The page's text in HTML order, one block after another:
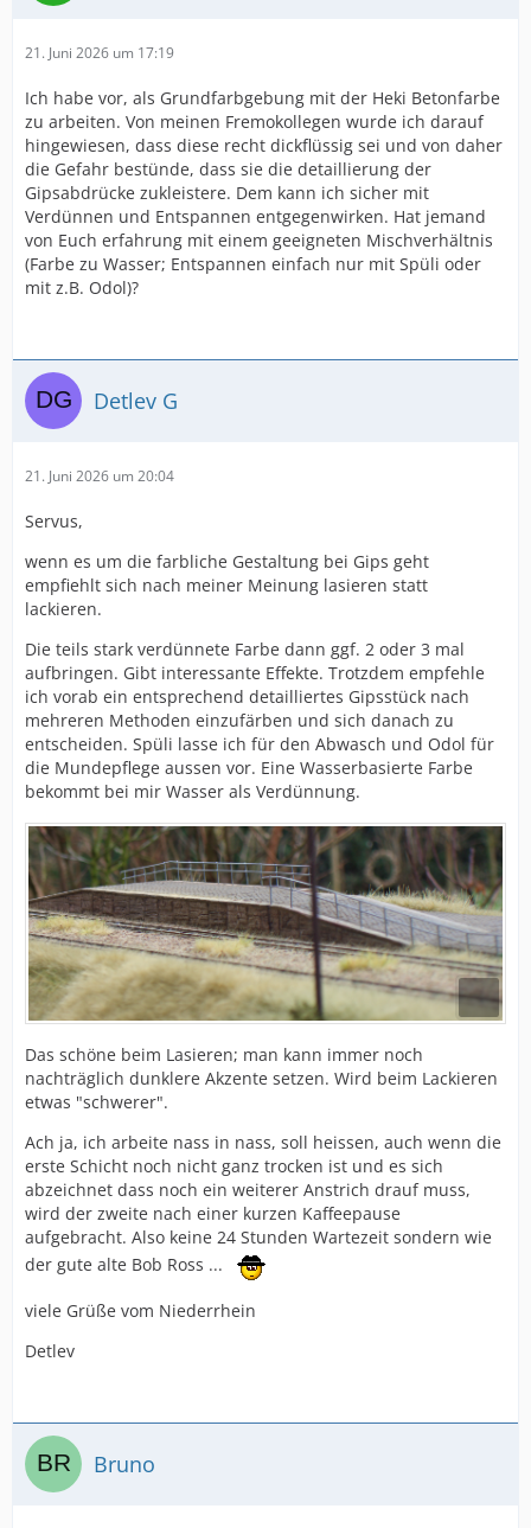
21. Juni 2026 um 17:19
Ich habe vor, als Grundfarbgebung mit der Heki Betonfarbe
zu arbeiten. Von meinen Fremokollegen wurde ich darauf
hingewiesen, dass diese recht dickflüssig sei und von daher
die Gefahr bestünde, dass sie die detaillierung der
Gipsabdrücke zukleistere. Dem kann ich sicher mit
Verdünnen und Entspannen entgegenwirken. Hat jemand
von Euch erfahrung mit einem geeigneten Mischverhältnis
(Farbe zu Wasser; Entspannen einfach nur mit Spüli oder
mit z.B. Odol)?
Detlev G
21. Juni 2026 um 20:04
Servus,
wenn es um die farbliche Gestaltung bei Gips geht
empfiehlt sich nach meiner Meinung lasieren statt
lackieren.
Die teils stark verdünnete Farbe dann ggf. 2 oder 3 mal
aufbringen. Gibt interessante Effekte. Trotzdem empfehle
ich vorab ein entsprechend detailliertes Gipsstück nach
mehreren Methoden einzufärben und sich danach zu
entscheiden. Spüli lasse ich für den Abwasch und Odol für
die Mundepflege aussen vor. Eine Wasserbasierte Farbe
bekommt bei mir Wasser als Verdünnung.
Das schöne beim Lasieren; man kann immer noch
nachträglich dunklere Akzente setzen. Wird beim Lackieren
etwas "schwerer".
Ach ja, ich arbeite nass in nass, soll heissen, auch wenn die
erste Schicht noch nicht ganz trocken ist und es sich
abzeichnet dass noch ein weiterer Anstrich drauf muss,
wird der zweite nach einer kurzen Kaffeepause
aufgebracht. Also keine 24 Stunden Wartezeit sondern wie
der gute alte Bob Ross ...
viele Grüße vom Niederrhein
Detlev
Bruno